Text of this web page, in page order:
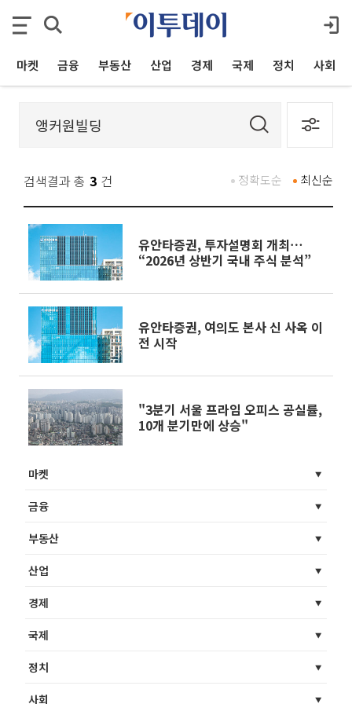
마켓 금융 부동산 산업 경제 국제 정치 사회
검색결과 총 3 건 최신순
정확도순
유안타증권, 투자설명회 개최⋯
“2026년 상반기 국내 주식 분석”
유안타증권, 여의도 본사 신 사옥 이
전 시작
"3분기 서울 프라임 오피스 공실률,
10개 분기만에 상승"
마켓
금융
부동산
산업
경제
국제
정치
사회